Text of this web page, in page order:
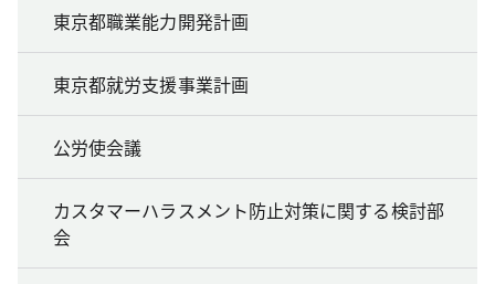
東京都職業能力開発計画
東京都就労支援事業計画
公労使会議
カスタマーハラスメント防止対策に関する検討部
会